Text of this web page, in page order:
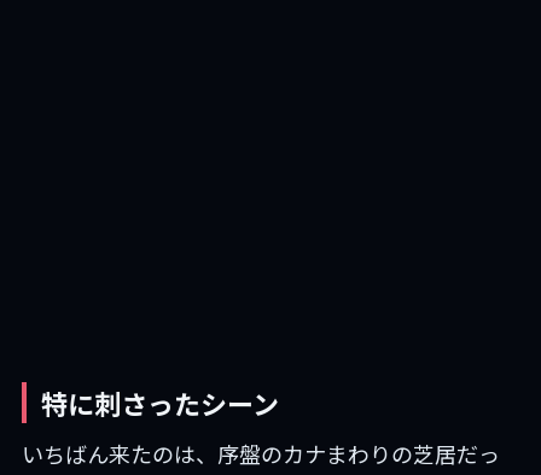
特に刺さったシーン
いちばん来たのは、序盤のカナまわりの芝居だっ